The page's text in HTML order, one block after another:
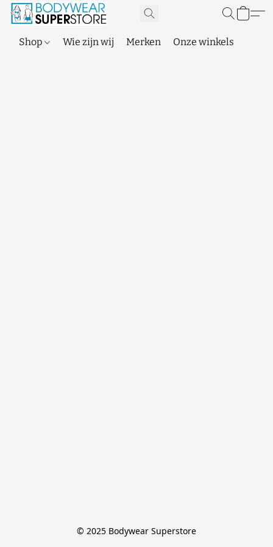
Shop Wie zijn wij Merken Onze winkels
© 2025 Bodywear Superstore